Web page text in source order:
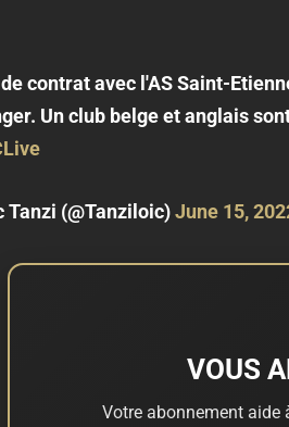
contrat avec l'AS Saint-
Un club belge et anglais
Tanzi (@Tanziloic)June 15,
VOUS
Votre abonnement aide